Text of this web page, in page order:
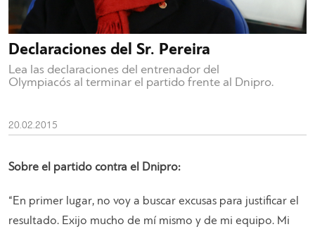
Declaraciones del Sr. Pereira
Lea las declaraciones del entrenador del
Olympiacós al terminar el partido frente al Dnipro.
20.02.2015
Sobre el partido contra el Dnipro:
“En primer lugar, no voy a buscar excusas para justificar el
resultado. Exijo mucho de mí mismo y de mi equipo. Mi